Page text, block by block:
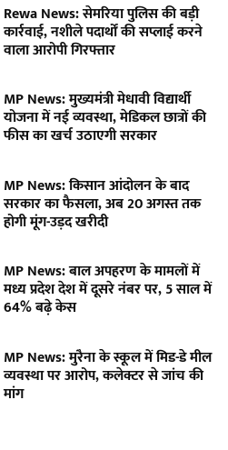
Rewa News: सेमरिया पुलिस की बड़ी
कार्रवाई, नशीले पदार्थों की सप्लाई करने
वाला आरोपी गिरफ्तार
MP News: मुख्यमंत्री मेधावी विद्यार्थी
योजना में नई व्यवस्था, मेडिकल छात्रों की
फीस का खर्च उठाएगी सरकार
MP News: किसान आंदोलन के बाद
सरकार का फैसला, अब 20 अगस्त तक
होगी मूंग-उड़द खरीदी
MP News: बाल अपहरण के मामलों में
मध्य प्रदेश देश में दूसरे नंबर पर, 5 साल में
64% बढ़े केस
MP News: मुरैना के स्कूल में मिड-डे मील
व्यवस्था पर आरोप, कलेक्टर से जांच की
मांग